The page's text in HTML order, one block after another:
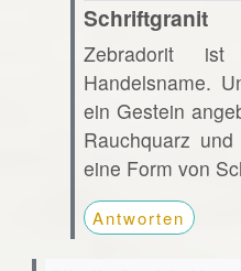
Schriftgranit
Zebradorit ist
Handelsname.
ein Gestein
Rauchquarz
eine Form von
Antworten